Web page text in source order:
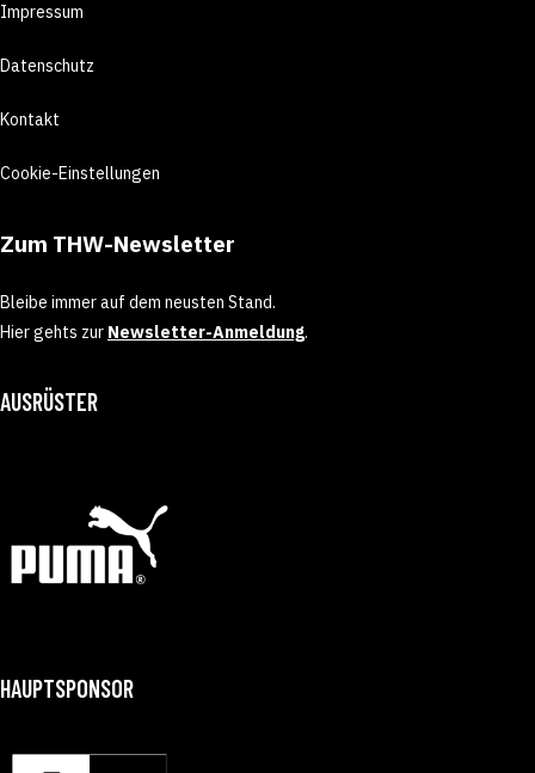
Impressum
Datenschutz
Kontakt
Cookie-Einstellungen
Zum THW-Newsletter
Bleibe immer auf dem neusten Stand.
Hier gehts zur Newsletter-Anmeldung.
AUSRÜSTER
HAUPTSPONSOR